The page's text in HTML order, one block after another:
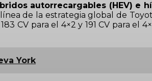
autorrecargables (HEV) e
de la estrategia global de
CV para el 4×2 y 191 CV para el
York